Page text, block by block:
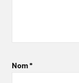
Nom*